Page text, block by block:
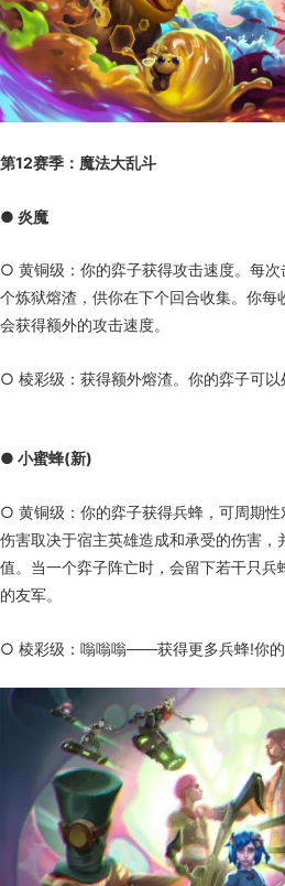
第12赛季：魔法大乱斗
● 炎魔
○ 黄铜级：你的弈子获得攻击速度。每
个炼狱熔渣，供你在下个回合收集。你
会获得额外的攻击速度。
○ 棱彩级：获得额外熔渣。你的弈子可以
● 小蜜蜂(新)
○ 黄铜级：你的弈子获得兵蜂，可周期
伤害取决于宿主英雄造成和承受的伤害，
值。当一个弈子阵亡时，会留下若干只兵
的友军。
○ 棱彩级：嗡嗡嗡——获得更多兵蜂!你